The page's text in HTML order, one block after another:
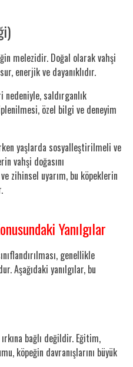
melezidir. Doğal olarak vahşi
enerjik ve dayanıklıdır.
saldırganlık
özel bilgi ve deneyim
yaşlarda sosyalleştirilmeli ve
vahşi doğasını
zihinsel uyarım, bu köpeklerin
Yanılgılar
genellikle
Aşağıdaki yanılgılar, bu
bağlı değildir. Eğitim,
köpeğin davranışlarını büyük